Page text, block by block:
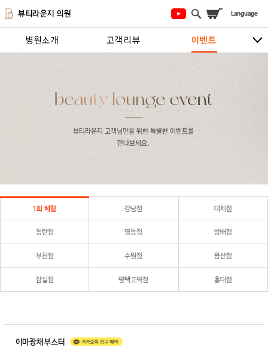
뷰티라운지 의원
병원소개 고객리뷰 이벤트
뷰티라운지 고객님만을 위한 특별한 이벤트를
만나보세요.
1회 체험 강남점 대치점
동탄점 명동점 방배점
부천점 수원점 용산점
잠실점 평택고덕점 홍대점
이마광채부스터